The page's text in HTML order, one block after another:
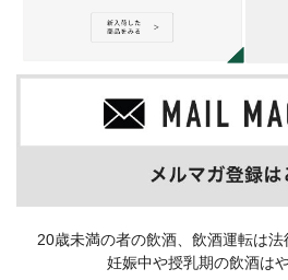
20歳未満の者の飲酒、飲酒運転は法
妊娠中や授乳期の飲酒は